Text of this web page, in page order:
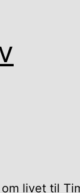
livet til